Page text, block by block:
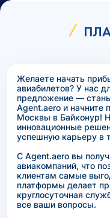
Желаете начать
авиабилетов? У нас
предложение —
Agent.aero и начните
Москвы в Байконур!
инновационные
успешную карьеру в
С Agent.aero вы
авиакомпаний, что
клиентам самые
платформы делает
круглосуточная
все ваши вопросы.